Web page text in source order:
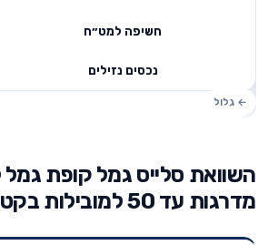
חשיפה למט״ח
נכסים נזילים
השוואת סלייס גמל קופת גמל
מדרגות עד 50 למובילות בקטגוריה